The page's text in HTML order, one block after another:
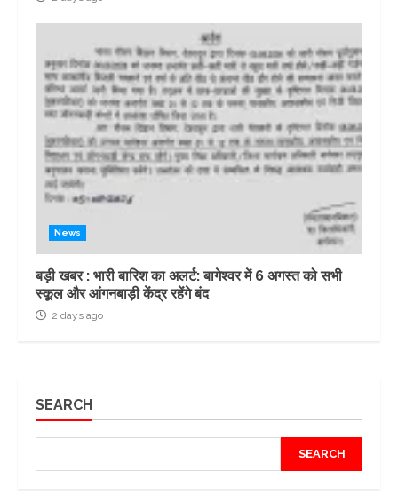
News
बड़ी खबर : भारी बारिश का अलर्ट: बागेश्वर में 6 अगस्त को सभी
स्कूल और आंगनबाड़ी केंद्र रहेंगे बंद
2 days ago
SEARCH
SEARCH